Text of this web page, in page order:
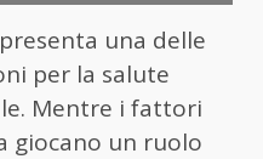
una delle
per la salute
Mentre i fattori
giocano un ruolo